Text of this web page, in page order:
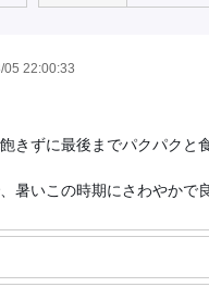
05 22:00:33
ずに最後までパクパクと
暑いこの時期にさわやかで